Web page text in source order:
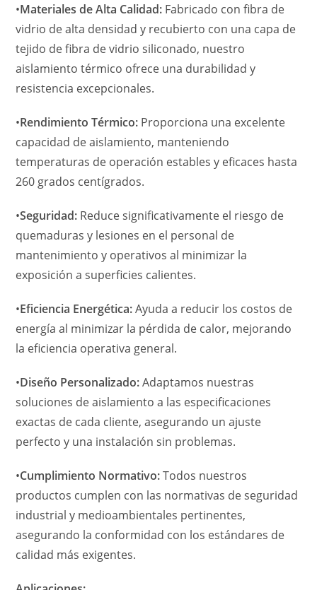
•Materiales de Alta Calidad: Fabricado con fibra de
vidrio de alta densidad y recubierto con una capa de
tejido de fibra de vidrio siliconado, nuestro
aislamiento térmico ofrece una durabilidad y
resistencia excepcionales.
•Rendimiento Térmico: Proporciona una excelente
capacidad de aislamiento, manteniendo
temperaturas de operación estables y eficaces hasta
260 grados centígrados.
•Seguridad: Reduce significativamente el riesgo de
quemaduras y lesiones en el personal de
mantenimiento y operativos al minimizar la
exposición a superficies calientes.
•Eficiencia Energética:Ayuda a reducir los costos de
energía al minimizar la pérdida de calor, mejorando
la eficiencia operativa general.
•Diseño Personalizado:Adaptamos nuestras
soluciones de aislamiento a las especificaciones
exactas de cada cliente, asegurando un ajuste
perfecto y una instalación sin problemas.
•Cumplimiento Normativo:Todos nuestros
productos cumplen con las normativas de seguridad
industrial y medioambientales pertinentes,
asegurando la conformidad con los estándares de
calidad más exigentes.